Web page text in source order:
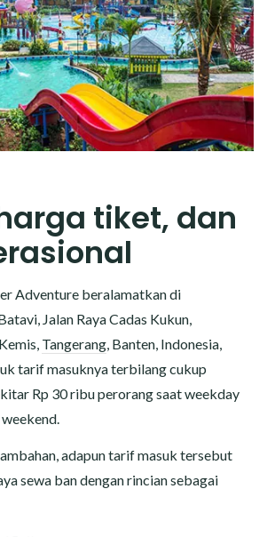
tiket, dan
Adventure beralamatkan di
Jalan Raya Cadas Kukun,
Tangerang, Banten, Indonesia,
tarif masuknya terbilang cukup
Rp 30 ribu perorang saat weekday
adapun tarif masuk tersebut
sewa ban dengan rincian sebagai